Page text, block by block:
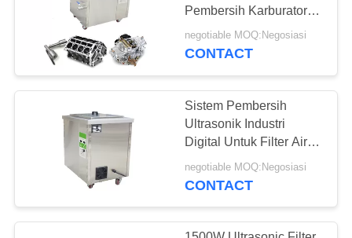
Cleaner
Ultrasonic Circuit
Board Cleaner
Pembersih Karburator
Sonic
negotiable MOQ:Negosiasi
CONTACT
Sistem Pembersih
Ultrasonik Industri
Digital Untuk Filter Air
Conditioner
negotiable MOQ:Negosiasi
CONTACT